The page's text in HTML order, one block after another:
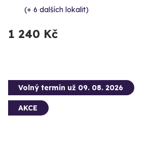
(+ 6 dalších lokalit)
1 240 Kč
Volný termín už 09. 08. 2026
AKCE